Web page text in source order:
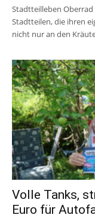
Stadtteilleben
Stadtteilen, die ihren
nicht nur an den
Volle Tanks,
Euro für